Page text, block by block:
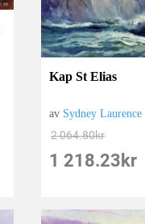
Kap St Elias
av Sydney Laurence
2 064.80kr
1 218.23 kr